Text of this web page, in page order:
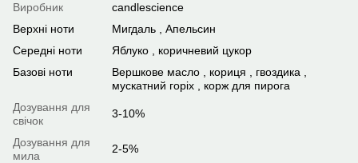
Виробник
candlescience
Верхні ноти
Мигдаль , Апельсин
Середні ноти
Яблуко , коричневий цукор
Базові ноти
Вершкове масло , кориця , гвоздика ,
мускатний горіх , корж для пирога
Дозування для
свічок
3-10%
Дозування для
мила
2-5%